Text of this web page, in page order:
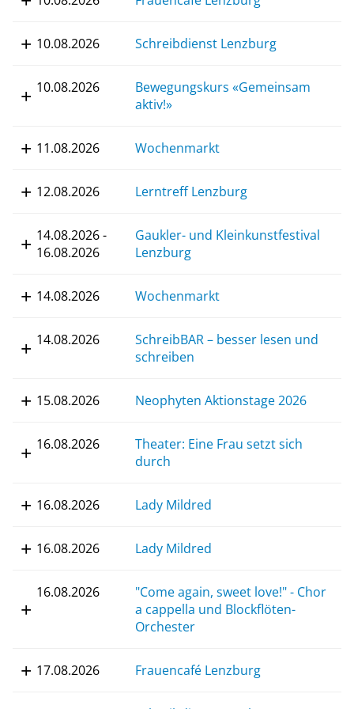
10.08.2026 Schreibdienst Lenzburg
10.08.2026
Bewegungskurs «Gemeinsam
aktiv!»
11.08.2026 Wochenmarkt
12.08.2026 Lerntreff Lenzburg
14.08.2026 -
16.08.2026
Gaukler- und Kleinkunstfestival
Lenzburg
14.08.2026 Wochenmarkt
14.08.2026
SchreibBAR – besser lesen und
schreiben
15.08.2026 Neophyten Aktionstage 2026
16.08.2026
Theater: Eine Frau setzt sich
durch
16.08.2026 Lady Mildred
16.08.2026 Lady Mildred
16.08.2026
"Come again, sweet love!" - Chor
a cappella und Blockflöten-
Orchester
17.08.2026 Frauencafé Lenzburg